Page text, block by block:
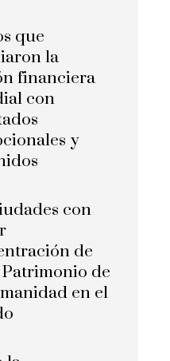
que
la
financiera
con
y
con
de
de
en el